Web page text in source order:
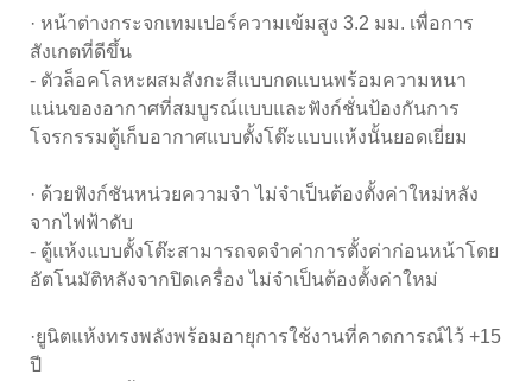
· หน้าต่างกระจกเทมเปอร์ความเข้มสูง 3.2 มม. เพื่อการ
สังเกตที่ดีขึ้น
- ตัวล็อคโลหะผสมสังกะสีแบบกดแบนพร้อมความหนา
แน่นของอากาศที่สมบูรณ์แบบและฟังก์ชั่นป้องกันการ
โจรกรรมตู้เก็บอากาศแบบตั้งโต๊ะแบบแห้งนั้นยอดเยี่ยม
· ด้วยฟังก์ชันหน่วยความจำ ไม่จำเป็นต้องตั้งค่าใหม่หลัง
จากไฟฟ้าดับ
- ตู้แห้งแบบตั้งโต๊ะสามารถจดจำค่าการตั้งค่าก่อนหน้าโดย
อัตโนมัติหลังจากปิดเครื่อง ไม่จำเป็นต้องตั้งค่าใหม่
·ยูนิตแห้งทรงพลังพร้อมอายุการใช้งานที่คาดการณ์ไว้ +15
ปี